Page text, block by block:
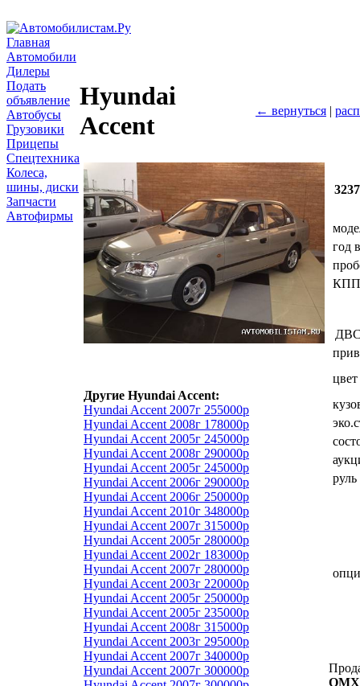
Главная
Автомобили
Дилеры
Подать
объявление
Автобусы
Грузовики
Прицепы
Спецтехника
Колеса,
шины, диски
Запчасти
Автофирмы
Hyundai
Accent
← вернуться |
Другие Hyundai Accent:
Hyundai Accent 2007г 255000р
Hyundai Accent 2008г 178000р
Hyundai Accent 2005г 245000р
Hyundai Accent 2008г 290000р
Hyundai Accent 2005г 245000р
Hyundai Accent 2006г 290000р
Hyundai Accent 2006г 250000р
Hyundai Accent 2010г 348000р
Hyundai Accent 2007г 315000р
Hyundai Accent 2005г 280000р
Hyundai Accent 2002г 183000р
Hyundai Accent 2007г 280000р
Hyundai Accent 2003г 220000р
Hyundai Accent 2005г 250000р
Hyundai Accent 2005г 235000р
Hyundai Accent 2008г 315000р
Hyundai Accent 2003г 295000р
Hyundai Accent 2007г 340000р
Hyundai Accent 2007г 300000р
год
КПП
цвет
руль